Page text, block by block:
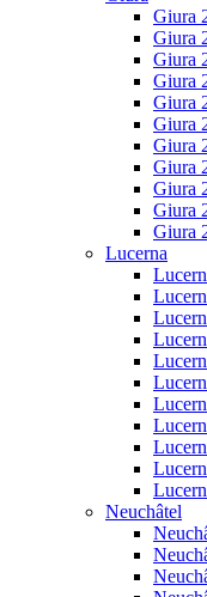
Giura
Giura
Giura
Giura
Giura
Giura
Giura
Giura
Giura
Giura
Giura
Lucerna
Neuchâtel